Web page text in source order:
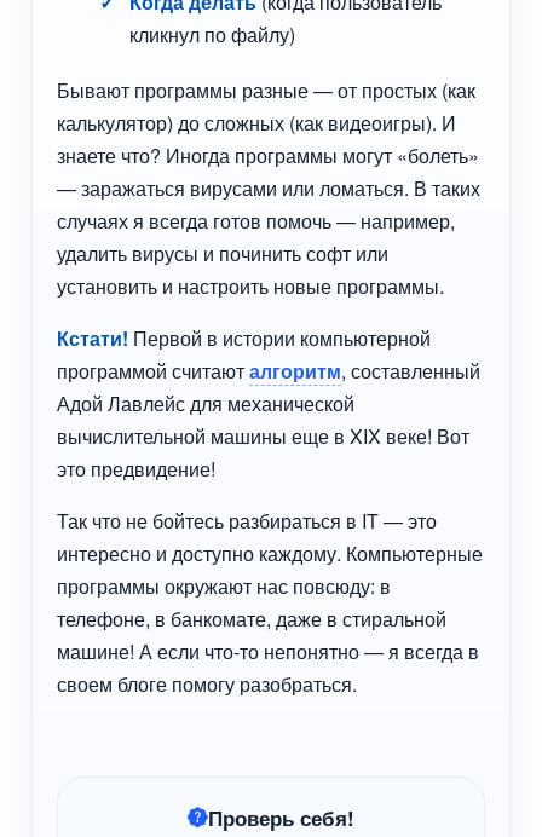
кликнул по файлу)
Бывают программы разные — от простых (как
калькулятор) до сложных (как видеоигры). И
знаете что? Иногда программы могут «болеть»
— заражаться вирусами или ломаться. В таких
случаях я всегда готов помочь — например,
удалить вирусы и починить софт или
установить и настроить новые программы.
Кстати! Первой в истории компьютерной
программой считаюталгоритм, составленный
Адой Лавлейс для механической
вычислительной машины еще в XIX веке! Вот
это предвидение!
Так что не бойтесь разбираться в IT — это
интересно и доступно каждому. Компьютерные
программы окружают нас повсюду: в
телефоне, в банкомате, даже в стиральной
машине! А если что-то непонятно — я всегда в
своем блоге помогу разобраться.
Проверь себя!